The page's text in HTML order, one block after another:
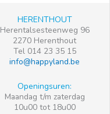
HERENTHOUT
Herentalsesteenweg 96
2270 Herenthout
Tel 014 23 35 15
info@happyland.be
Openingsuren:
Maandag t/m zaterdag
10u00 tot 18u00